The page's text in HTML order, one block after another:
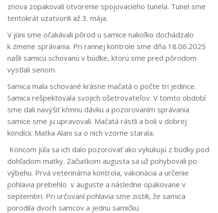
znova zopakovali otvorenie spojovacieho tunela. Tunel sme
tentokrát uzatvorili až 3. mája.
V júni sme očakávali pôrod u samice nakoľko dochádzalo
k zmene správania. Pri rannej kontrole sme dňa 18.06.2025
našli samicu schovanú v búdke, ktorú sme pred pôrodom
vystlali senom.
Samica mala schované krásne mačatá o počte tri jedince.
Samica rešpektovala svojich ošetrovateľov. V tomto období
sme dali navýšiť kŕmnu dávku a pozorovaním správania
samice sme ju upravovali. Mačatá rástli a boli v dobrej
kondícii. Matka Alani sa o nich vzorne starala.
Koncom júla sa ich dalo pozorovať ako vykukujú z búdky pod
dohľadom matky. Začiatkom augusta sa už pohybovali po
výbehu. Prvá veterinárna kontrola, vakcinácia a určenie
pohlavia prebehlo v auguste a následne opakovane v
septembri. Pri určovaní pohlavia sme zistili, že samica
porodila dvoch samcov a jednu samičku.